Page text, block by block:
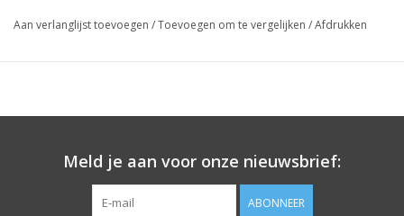
Aan verlanglijst toevoegen /Toevoegen om te vergelijken /Afdrukken
Meld je aan voor onze nieuwsbrief:
ABONNEER